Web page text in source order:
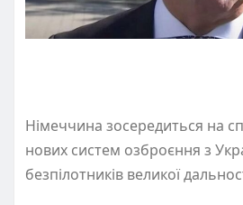
Німеччина зосередиться на
нових систем озброєння з
безпілотників великої